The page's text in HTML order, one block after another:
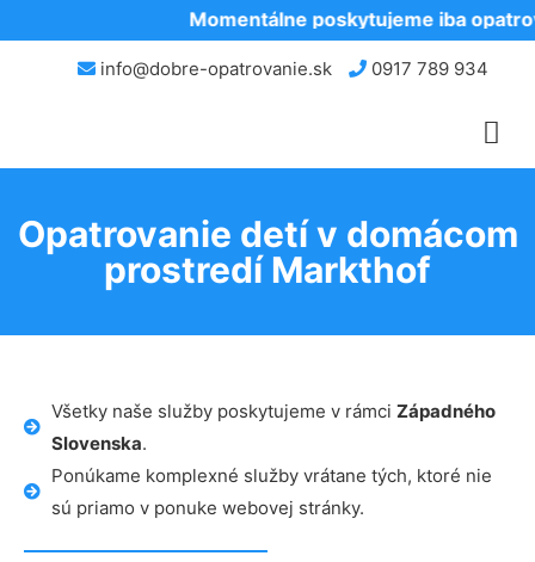
Momentálne poskytujeme iba
info@dobre-opatrovanie.sk 0917 789 934
Opatrovanie detí v domácom
prostredí Markthof
Všetky naše služby poskytujeme v rámci Západného
Slovenska.
Ponúkame komplexné služby vrátane tých, ktoré nie
sú priamo v ponuke webovej stránky.